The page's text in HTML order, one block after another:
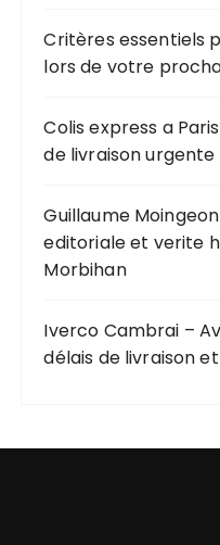
Critères essentiels
lors de votre
Colis express a
de livraison urgente
Guillaume
editoriale et verite
Morbihan
Iverco Cambrai –
délais de livraison